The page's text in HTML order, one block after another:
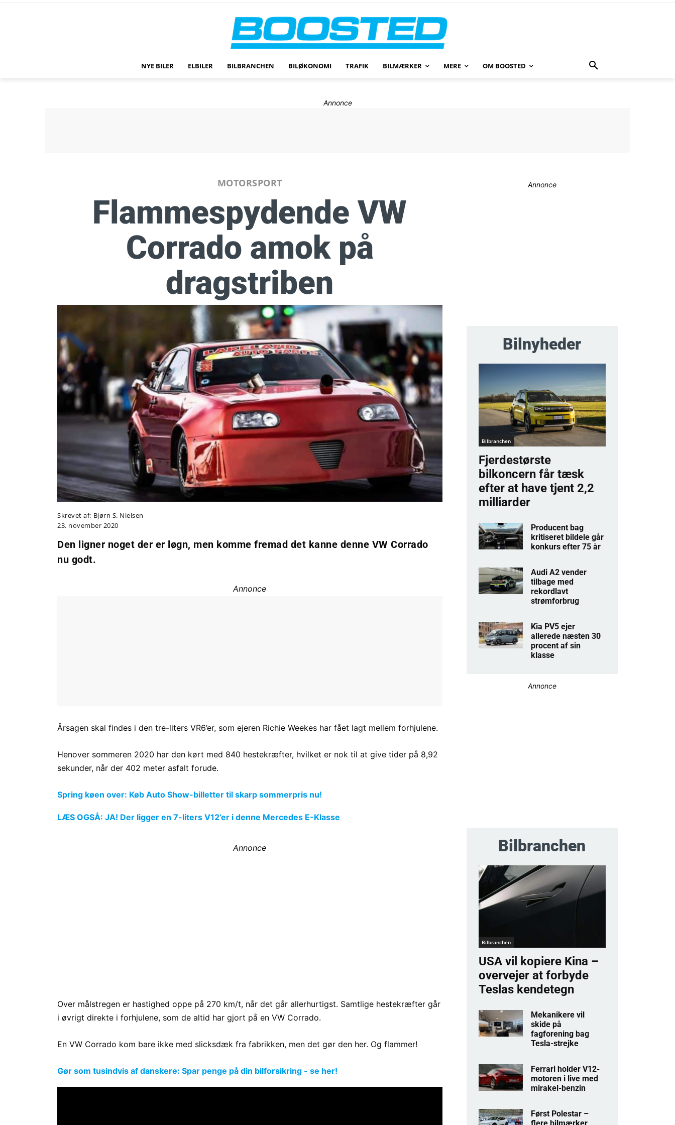
NYE BILER ELBILER BILBRANCHEN BILØKONOMI TRAFIK BILMÆRKER MERE OM BOOSTED
Annonce
MOTORSPORT
Flammespydende VW
Corrado amok på
dragstriben
Skrevet af: Bjørn S. Nielsen
23. november 2020
Den ligner noget der er løgn, men komme fremad det kanne denne VW Corrado
nu godt.
Annonce
Årsagen skal findes i den tre-liters VR6’er, som ejeren Richie Weekes har fået lagt mellem forhjulene.
Henover sommeren 2020 har den kørt med 840 hestekræfter, hvilket er nok til at give tider på 8,92
sekunder, når der 402 meter asfalt forude.
Spring køen over: Køb Auto Show-billetter til skarp sommerpris nu!
LÆS OGSÅ: JA! Der ligger en 7-liters V12’er i denne Mercedes E-Klasse
Annonce
Over målstregen er hastighed oppe på 270 km/t, når det går allerhurtigst. Samtlige hestekræfter går
i øvrigt direkte i forhjulene, som de altid har gjort på en VW Corrado.
En VW Corrado kom bare ikke med slicksdæk fra fabrikken, men det gør den her. Og flammer!
Gør som tusindvis af danskere: Spar penge på din bilforsikring - se her!
Annonce
Bilnyheder
Bilbranchen
Fjerdestørste
bilkoncern får tæsk
efter at have tjent 2,2
milliarder
Producent bag
kritiseret bildele går
konkurs efter 75 år
Audi A2 vender
tilbage med
rekordlavt
strømforbrug
Kia PV5 ejer
allerede næsten 30
procent af sin
klasse
Annonce
Bilbranchen
Bilbranchen
USA vil kopiere Kina –
overvejer at forbyde
Teslas kendetegn
Mekanikere vil
skide på
fagforening bag
Tesla-strejke
Ferrari holder V12-
motoren i live med
mirakel-benzin
Først Polestar –